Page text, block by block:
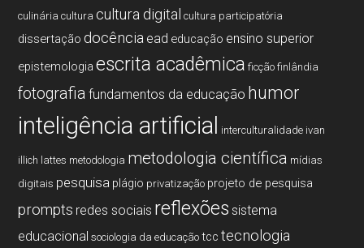
culinária cultura cultura digital cultura participatória
dissertação docência ead educação ensino superior
epistemologia escrita acadêmica ficção finlândia
fotografia fundamentos da educação humor
inteligência artificial interculturalidade ivan
illich lattes metodologia metodologia cientí­fica mí­dias
digitais pesquisa plágio privatização projeto de pesquisa
prompts redes sociais reflexões sistema
educacional sociologia da educação tcc tecnologia